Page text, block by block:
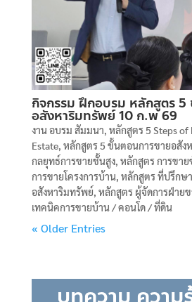
กิจกรรม ฝึกอบรม หลักสูตร 5
อสังหาริมทรัพย์ 10 ก.พ 69
งาน อบรม สัมมนา, หลักสูตร 5 Steps of
Estate, หลักสูตร 5 ขั้นตอนการขายอสัง
กลยุทธ์การขายชั้นสูง, หลักสูตร การขาย
การขายโครงการบ้าน, หลักสูตร ที่ปรึกษ
อสังหาริมทรัพย์, หลักสูตร ผู้จัดการฝ่ายข
เทคนิคการขายบ้าน / คอนโด / ที่ดิน
« Older Entries